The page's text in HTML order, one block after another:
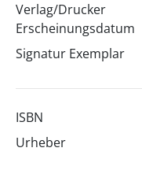
Verlag/Drucker
Erscheinungsdatum
Signatur Exemplar
ISBN
Urheber